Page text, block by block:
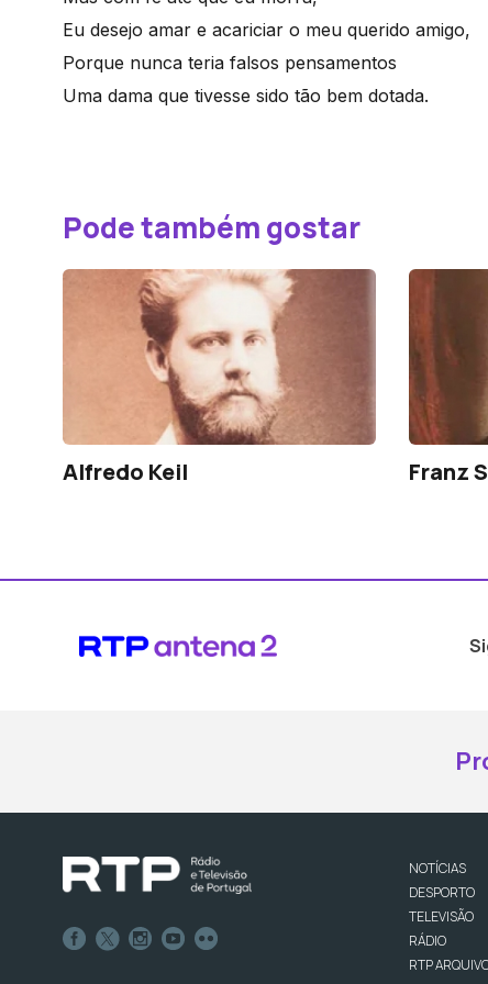
Eu desejo amar e acariciar o meu querido amigo,
Porque nunca teria falsos pensamentos
Uma dama que tivesse sido tão bem dotada.
Pode também gostar
Alfredo Keil Franz
NOTÍCIAS
DESPORTO
TELEVISÃO
RÁDIO
RTP